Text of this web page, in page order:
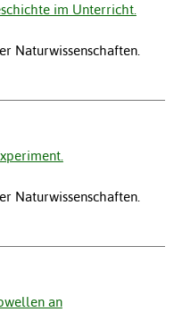
im Unterricht.
Naturwissenschaften.
Naturwissenschaften.
an